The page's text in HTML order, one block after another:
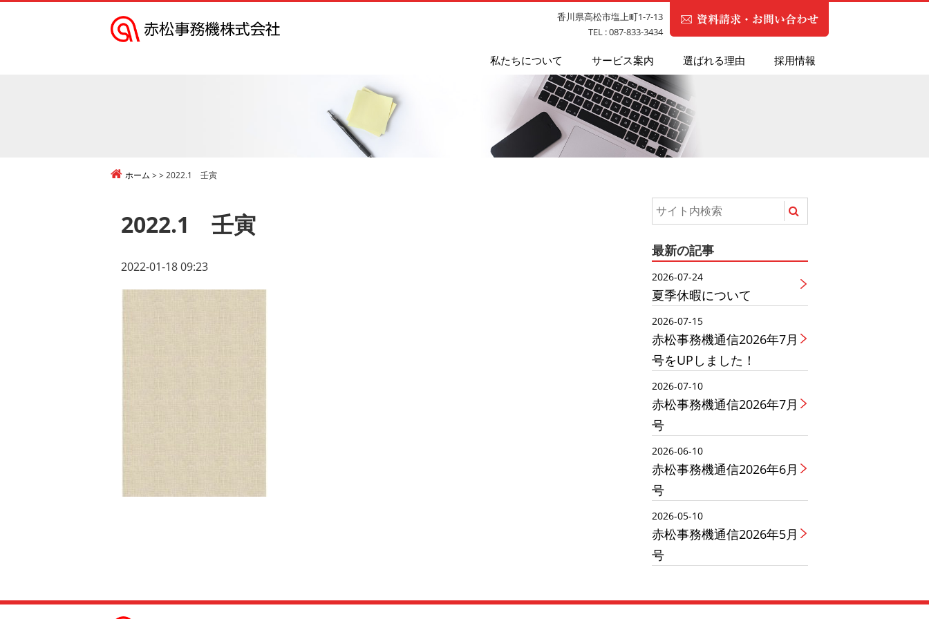
会
私たちについて サービス案内 選ばれる理由 採用情報
香川県高松市塩上町1-7-13
TEL : 087-833-3434
ホーム 2022.1 壬寅
2022.1 壬寅
2022-01-18 09:23
最新の記事
2026-07-24
夏季休暇について
2026-07-15
赤松事務機通信2026年7月
号をUPしました！
2026-07-10
赤松事務機通信2026年7月
号
2026-06-10
赤松事務機通信2026年6月
号
2026-05-10
赤松事務機通信2026年5月
号